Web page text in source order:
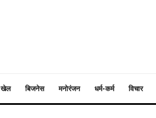
खेल बिजनेस मनोरंजन धर्म-कर्म विचार